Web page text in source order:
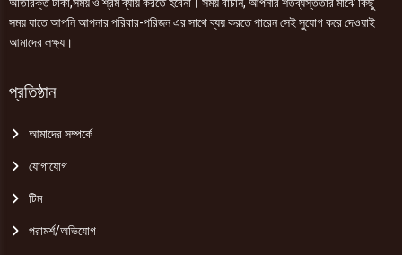
সময় যাতে আপনি আপনার পরিবার-পরিজন এর সাথে ব্যয় করতে পারেন সেই সুযোগ করে দেওয়াই
আমাদের লক্ষ্য।
প্রতিষ্ঠান
আমাদের সম্পর্কে
যোগাযোগ
টিম
পরামর্শ/অভিযোগ